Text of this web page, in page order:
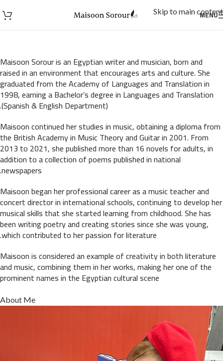
Skip to main content
MENU
Maisoon Sorour is an Egyptian writer and musician, born and
raised in an environment that encourages arts and culture. She
graduated from the Academy of Languages and Translation in
1998, earning a Bachelor’s degree in Languages and Translation
(Spanish & English Department).
Maisoon continued her studies in music, obtaining a diploma from
the British Academy in Music Theory and Guitar in 2001. From
2013 to 2021, she published more than 16 novels for adults, in
addition to a collection of poems published in national
newspapers.
Maisoon began her professional career as a music teacher and
concert director in international schools, continuing to develop her
musical skills that she started learning from childhood. She has
been writing poetry and creating stories since she was young,
which contributed to her passion for literature.
Maisoon is considered an example of creativity in both literature
and music, combining them in her works, making her one of the
prominent names in the Egyptian cultural scene
About Me